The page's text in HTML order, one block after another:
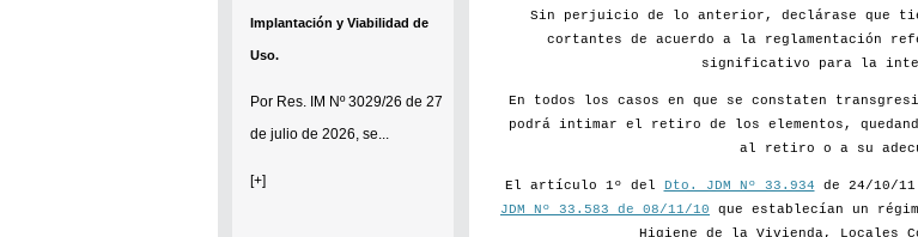
Implantación y Viabilidad de
Uso.
Por Res. IM Nº 3029/26 de 27
de julio de 2026, se...
[+]
Sin perjuicio de lo anterior, declárase que
cortantes de acuerdo a la reglamentación
significativo para la
En todos los casos en que se constaten
podrá intimar el retiro de los elementos,
al retiro o a su
El artículo 1º del Dto. JDM Nº 33.934 de 24/10/
JDM Nº 33.583 de 08/11/10 que establecían un
Higiene de la Vivienda, Locales